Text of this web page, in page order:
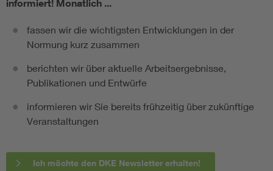
informiert! Monatlich ...
fassen wir die wichtigsten Entwicklungen in der
Normung kurz zusammen
berichten wir über aktuelle Arbeitsergebnisse,
Publikationen und Entwürfe
informieren wir Sie bereits frühzeitig über zukünftige
Veranstaltungen
Ich möchte den DKE Newsletter erhalten!